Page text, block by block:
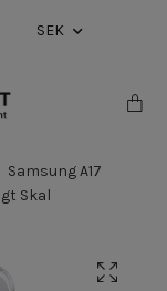
SEK
Samsung A17
Skal